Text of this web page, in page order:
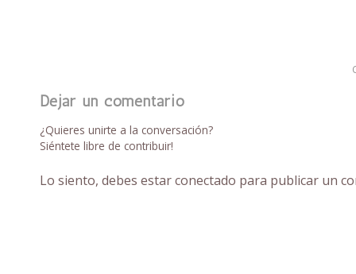
Dejar un comentario
¿Quieres unirte a la conversación?
Siéntete libre de contribuir!
Lo siento, debes estarconectado para publicar un